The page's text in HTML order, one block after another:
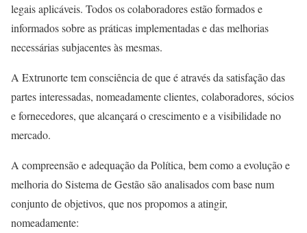
legais aplicáveis. Todos os colaboradores estão formados e
informados sobre as práticas implementadas e das melhorias
necessárias subjacentes às mesmas.
A Extrunorte tem consciência de que é através da satisfação das
partes interessadas, nomeadamente clientes, colaboradores, sócios
e fornecedores, que alcançará o crescimento e a visibilidade no
mercado.
A compreensão e adequação da Política, bem como a evolução e
melhoria do Sistema de Gestão são analisados com base num
conjunto de objetivos, que nos propomos a atingir,
nomeadamente: